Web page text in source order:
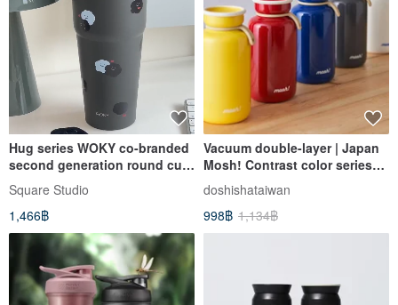
Hug series WOKY co-branded
second generation round cup
with bouncing straw 770ml
thermos cup
Square Studio
1,466฿
Vacuum double-layer | Japan
Mosh! Contrast color series
thermal and cold insulation
bottles-450ml (five colors in
total)
doshishataiwan
998฿ 1,134฿